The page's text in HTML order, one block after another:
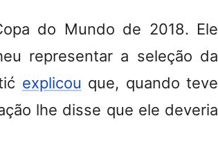
do Mundo de 2018. Ele
representar a seleção da
explicou que, quando teve
lhe disse que ele deveria